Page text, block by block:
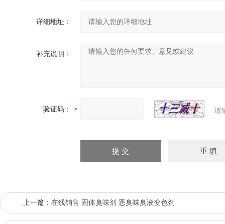
详细地址：
补充说明：
验证码： 请
上一篇： 在线销售 固体臭味剂 恶臭味臭液变色剂